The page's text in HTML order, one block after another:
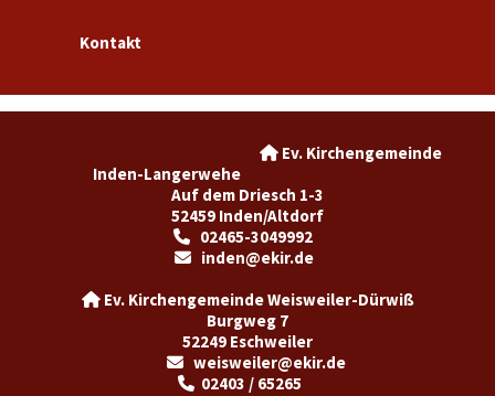
Kontakt
Ev. Kirchengemeinde
Inden-Langerwehe
Auf dem Driesch 1-3
52459 Inden/Altdorf
02465-3049992
 inden@ekir.de
Ev. Kirchengemeinde Weisweiler-Dürwiß
Burgweg 7
52249 Eschweiler
weisweiler@ekir.de
02403 / 65265